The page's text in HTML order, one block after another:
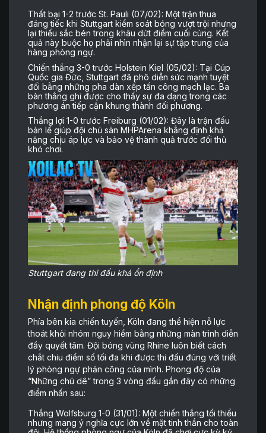
Thất bại 1-2 trước St. Pauli (07/02): Một trận thua
đáng tiếc khi Stuttgart kiểm soát bóng vượt trội nhưng
lại thiếu sắc bén trong khâu dứt điểm cuối cùng. Kết
quả này buộc họ phải nhìn nhận lại sự tập trung của
hàng phòng ngự.
Chiến thắng 3-0 trước Holstein Kiel (05/02): Tại Cúp
Quốc gia Đức, Stuttgart đã phô diễn sức mạnh tuyệt
đối bằng những pha dàn xếp tấn công mạch lạc. Ba
bàn thắng ghi được cho thấy sự đa dạng trong các
phương án tiếp cận khung thành đối phương.
Thắng lợi 1-0 trước Freiburg (01/02): Đây là trận đấu
bản lề giúp đội chủ sân MHPArena khẳng định khả
năng chịu áp lực và bảo vệ thành quả trước đối thủ
khó chơi.
Stuttgart đang thi đấu khá ổn định
Nhận định phong độ Köln
Phía bên kia chiến tuyến, Köln đang thể hiện nỗ lực
thoát khỏi nhóm nguy hiểm bằng những màn trình diễn
đầy quyết tâm. Đội bóng vùng Rhine luôn biết cách
chắt chiu điểm số tối đa khi được thi đấu đúng với triết
lý phòng ngự phản công của mình. Phong độ của
“Những chú dê” trong 3 vòng đấu gần đây có những
điểm nhấn sau:
Thắng Wolfsburg 1-0 (31/01): Một chiến thắng tối thiểu
nhưng mang ý nghĩa cực lớn về mặt tinh thần cho toàn